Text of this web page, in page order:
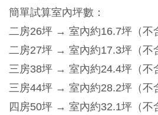
簡單試算室內坪數：
二房26坪 → 室內約16.7坪（不
二房27坪 → 室內約17.3坪（不
三房38坪 → 室內約24.4坪（不
三房44坪 → 室內約28.2坪（不
四房50坪 → 室內約32.1坪（不